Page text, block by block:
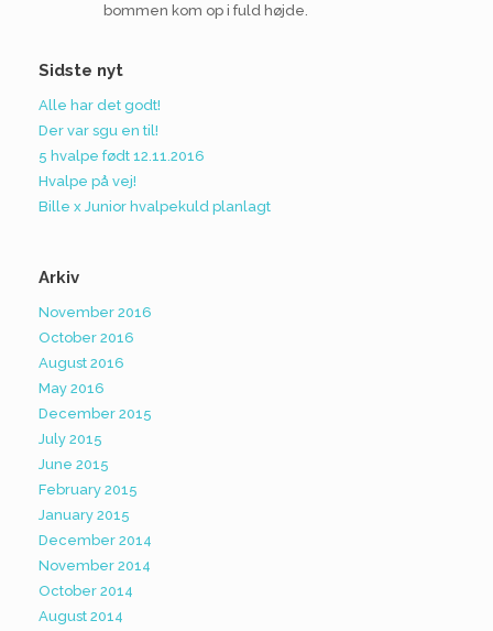
bommen kom op i fuld højde.
Sidste nyt
Alle har det godt!
Der var sgu en til!
5 hvalpe født 12.11.2016
Hvalpe på vej!
Bille x Junior hvalpekuld planlagt
Arkiv
November 2016
October 2016
August 2016
May 2016
December 2015
July 2015
June 2015
February 2015
January 2015
December 2014
November 2014
October 2014
August 2014